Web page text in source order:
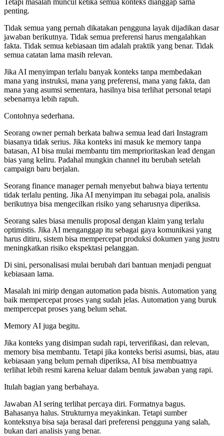
Tetapi masalah muncul ketika semua konteks dianggap sama
penting.
Tidak semua yang pernah dikatakan pengguna layak dijadikan dasar
jawaban berikutnya. Tidak semua preferensi harus mengalahkan
fakta. Tidak semua kebiasaan tim adalah praktik yang benar. Tidak
semua catatan lama masih relevan.
Jika AI menyimpan terlalu banyak konteks tanpa membedakan
mana yang instruksi, mana yang preferensi, mana yang fakta, dan
mana yang asumsi sementara, hasilnya bisa terlihat personal tetapi
sebenarnya lebih rapuh.
Contohnya sederhana.
Seorang owner pernah berkata bahwa semua lead dari Instagram
biasanya tidak serius. Jika konteks ini masuk ke memory tanpa
batasan, AI bisa mulai membantu tim memprioritaskan lead dengan
bias yang keliru. Padahal mungkin channel itu berubah setelah
campaign baru berjalan.
Seorang finance manager pernah menyebut bahwa biaya tertentu
tidak terlalu penting. Jika AI menyimpan itu sebagai pola, analisis
berikutnya bisa mengecilkan risiko yang seharusnya diperiksa.
Seorang sales biasa menulis proposal dengan klaim yang terlalu
optimistis. Jika AI menganggap itu sebagai gaya komunikasi yang
harus ditiru, sistem bisa mempercepat produksi dokumen yang justru
meningkatkan risiko ekspektasi pelanggan.
Di sini, personalisasi mulai berubah dari bantuan menjadi penguat
kebiasaan lama.
Masalah ini mirip dengan automation pada bisnis. Automation yang
baik mempercepat proses yang sudah jelas. Automation yang buruk
mempercepat proses yang belum sehat.
Memory AI juga begitu.
Jika konteks yang disimpan sudah rapi, terverifikasi, dan relevan,
memory bisa membantu. Tetapi jika konteks berisi asumsi, bias, atau
kebiasaan yang belum pernah diperiksa, AI bisa membuatnya
terlihat lebih resmi karena keluar dalam bentuk jawaban yang rapi.
Itulah bagian yang berbahaya.
Jawaban AI sering terlihat percaya diri. Formatnya bagus.
Bahasanya halus. Strukturnya meyakinkan. Tetapi sumber
konteksnya bisa saja berasal dari preferensi pengguna yang salah,
bukan dari analisis yang benar.